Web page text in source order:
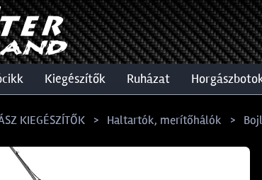
kiegészítők ruházat
KIEGÉSZÍTŐK Haltartók, merítőhálók